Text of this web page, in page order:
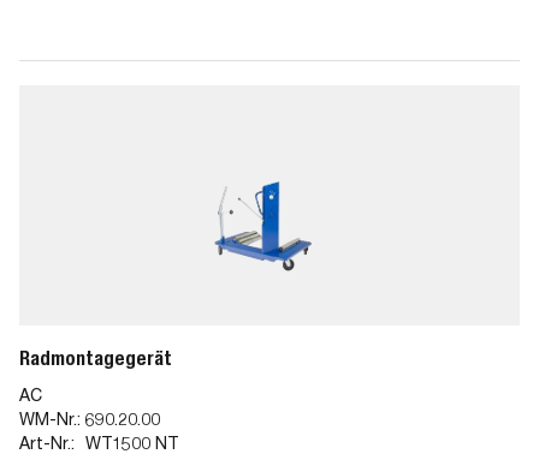
Radmontagegerät
AC
WM-Nr.: 690.20.00
Art-Nr.: WT1500 NT